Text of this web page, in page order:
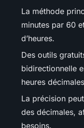
La méthode
minutes par 60
d’heures.
Des outils
bidirectionnelle
heures
La précision
des décimales,
besoins.